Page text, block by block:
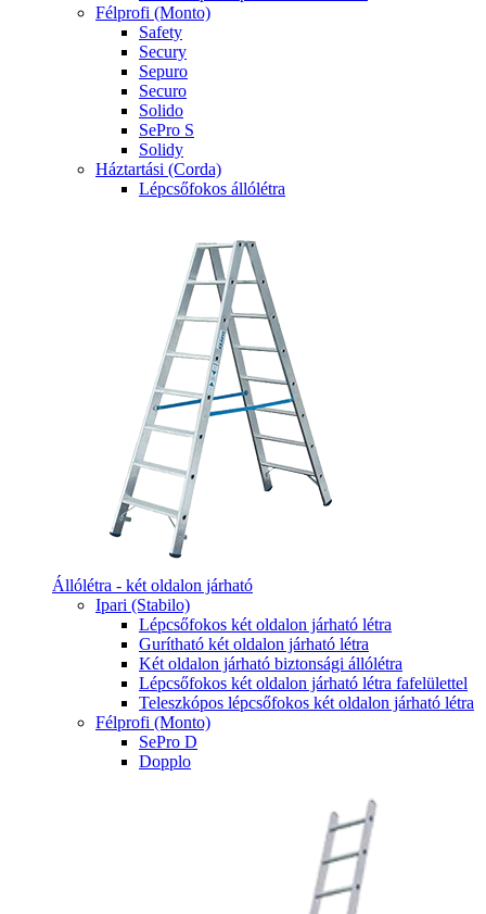
Félprofi (Monto)
Safety
Secury
Sepuro
Securo
Solido
SePro S
Solidy
Háztartási (Corda)
Lépcsőfokos állólétra
Állólétra - két oldalon járható
Ipari (Stabilo)
Lépcsőfokos két oldalon járható létra
Gurítható két oldalon járható létra
Két oldalon járható biztonsági állólétra
Lépcsőfokos két oldalon járható létra fafelülettel
Teleszkópos lépcsőfokos két oldalon járható létra
Félprofi (Monto)
SePro D
Dopplo